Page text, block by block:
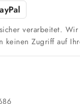
verarbeitet.
keinen Zugriff auf